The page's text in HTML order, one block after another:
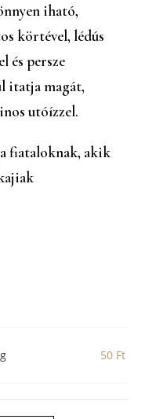
iható,
körtével, lédús
és persze
itatja magát,
utóízzel.
fiataloknak, akik
50 Ft